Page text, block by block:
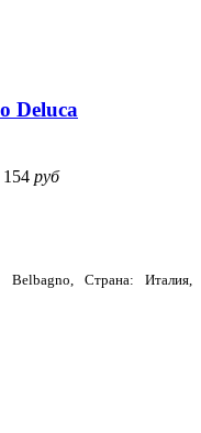
Deluca
154 руб
Belbagno, Страна: Италия,